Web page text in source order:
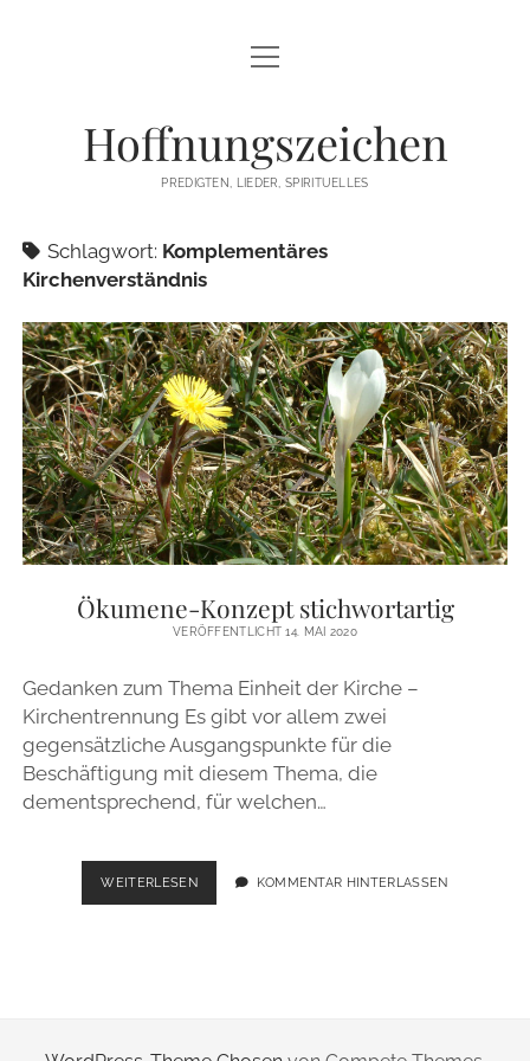
STARTSEITE
PREDIGTEN
TEXTE/PPP
PSALM
LIEDER
LITURGIEN
MEDITATIONEN
SONSTIGES
ZUR PERSON
IMPRESSUM
instagram
email
Menü
öffnen
Hoffnungszeichen
PREDIGTEN, LIEDER, SPIRITUELLES
Schlagwort: Komplementäres
Kirchenverständnis
Ökumene-Konzept stichwortartig
VERÖFFENTLICHT 14. MAI 2020
Gedanken zum Thema Einheit der Kirche –
Kirchentrennung Es gibt vor allem zwei
gegensätzliche Ausgangspunkte für die
Beschäftigung mit diesem Thema, die
dementsprechend, für welchen…
WEITERLESENÖKUMENE-
KONZEPT
KOMMENTAR HINTERLASSEN